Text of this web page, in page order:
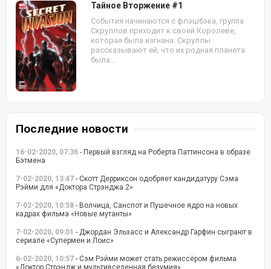
Тайное Вторжение #1
События начинаются с флэшбэка, группа
Скруллов приходит к своей Королеве,
которая была изгнана. Скруллы
рассказывают ей, что их родная планета
была...
Последние новости
16-02-2020, 07:36 - Первый взгляд на Роберта Паттинсона в образе
Бэтмена
7-02-2020, 13:47 - Скотт Дерриксон одобряет кандидатуру Сэма
Рэйми для «Доктора Стрэнджа 2»
7-02-2020, 10:58 - Волчица, Санспот и Пушечное ядро на новых
кадрах фильма «Новые мутанты»
7-02-2020, 09:01 - Джордан Эльзасс и Александр Гарфин сыграют в
сериале «Супермен и Лоис»
6-02-2020, 10:57 - Сэм Рэйми может стать режиссёром фильма
«Доктор Стрэндж и мультивселенная безумия»